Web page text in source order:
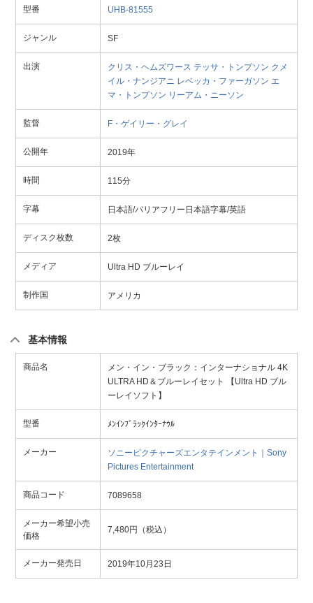
型番 UHB-81555
ジャンル SF
出演 クリス・ヘムズワース テッサ・トンプソン クメ
イル・ナンジアニ レベッカ・ファーガソン エ
マ・トンプソン リーアム・ニーソン
監督 F・ゲイリー・グレイ
公開年 2019年
時間 115分
字幕 日本語/バリアフリー日本語字幕/英語
ディスク枚数 2枚
メディア Ultra HD ブルーレイ
制作国 アメリカ
基本情報
商品名
メン・イン・ブラック：インターナショナル 4K
ULTRA HD＆ブルーレイセット 【Ultra HD ブル
ーレイソフト】
型番 ﾒﾝｲﾝﾌﾞﾗｯｸｲﾝﾀｰﾅｳﾙ
メーカー
ソニーピクチャーズエンタテインメント｜Sony
Pictures Entertainment
商品コード 7089658
メーカー希望小売
価格
7,480円（税込）
メーカー発売日 2019年10月23日